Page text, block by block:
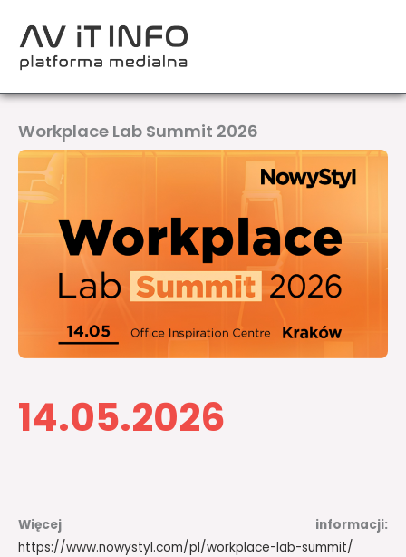
treści
Workplace Lab Summit 2026
14.05.2026
Więcej informacji:
https://www.nowystyl.com/pl/workplace-lab-summit/